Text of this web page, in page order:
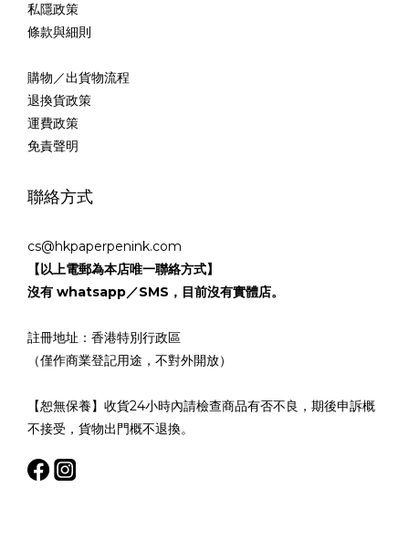
私隱政策
條款與細則
購物／出貨物流程
退換貨政策
運費政策
免責聲明
聯絡方式
cs@hkpaperpenink.com
【以上電郵為本店唯一聯絡方式】
沒有 whatsapp／SMS，目前沒有實體店。
註冊地址：香港特別行政區
（僅作商業登記用途，不對外開放）
【恕無保養】收貨24小時內請檢查商品有否不良，期後申訴概
不接受，貨物出門概不退換。